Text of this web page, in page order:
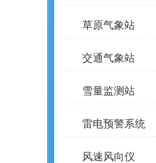
草原气象站
交通气象站
雪量监测站
雷电预警系统
风速风向仪